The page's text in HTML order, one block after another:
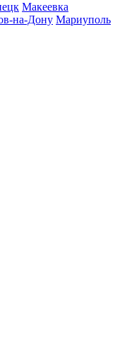
Макеевка
на-Дону Мариуполь